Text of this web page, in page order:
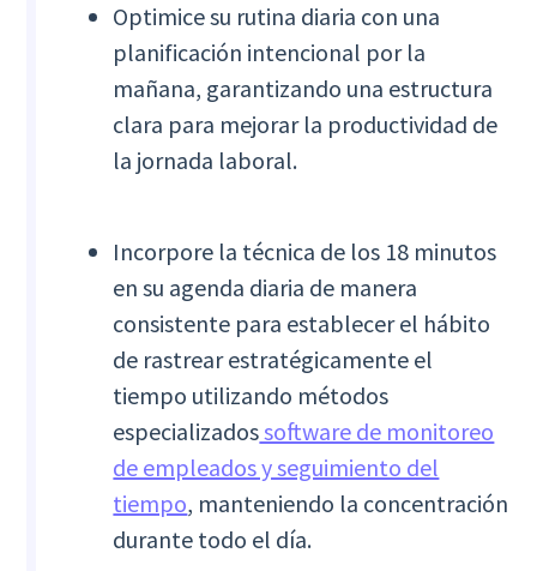
Optimice su rutina diaria con una
planificación intencional por la
mañana, garantizando una estructura
clara para mejorar la productividad de
la jornada laboral.
Incorpore la técnica de los 18 minutos
en su agenda diaria de manera
consistente para establecer el hábito
de rastrear estratégicamente el
tiempo utilizando métodos
especializadossoftware de monitoreo
de empleados y seguimiento del
tiempo, manteniendo la concentración
durante todo el día.